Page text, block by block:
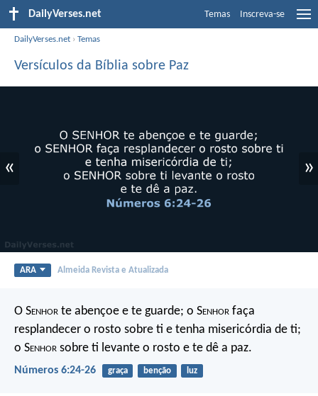
DailyVerses.net Temas Inscreva-se
DailyVerses.net ›Temas
Versículos da Bíblia sobre Paz
« »
ARA Almeida Revista e Atualizada
O Senhor te abençoe e te guarde; o Senhor faça
resplandecer o rosto sobre ti e tenha misericórdia de ti;
o Senhor sobre ti levante o rosto e te dê a paz.
Números 6:24-26 graça benção luz